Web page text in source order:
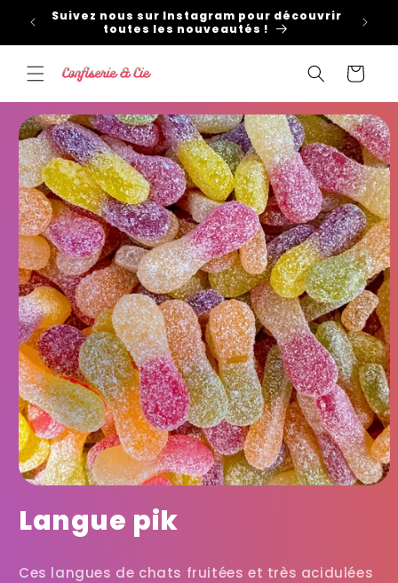
passer
contenu
Suivez nous sur Instagram pour découvrir
toutes les nouveautés !
Panier
Passer aux
informations
produits
Langue pik
Ces langues de chats fruitées et très acidulées